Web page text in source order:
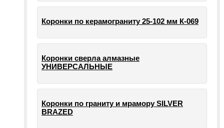
Коронки по керамограниту 25-102 мм К-069
Коронки сверла алмазные
УНИВЕРСАЛЬНЫЕ
Коронки по граниту и мрамору SILVER
BRAZED